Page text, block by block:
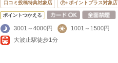
口コミ投稿特典対象店 ポイントプラス対象店
ポイントつかえる
3001～4000円
1001～1500円
大波止駅徒歩1分